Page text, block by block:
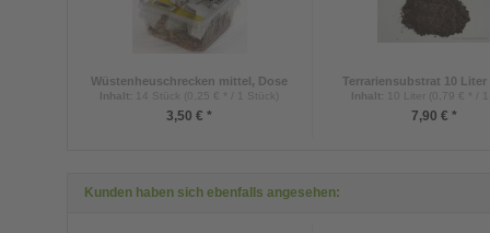
Wüstenheuschrecken mittel, Dose
Inhalt: 14 Stück (0,25 € * / 1 Stück)
3,50 € *
Terrariensubstrat 10 Liter
Inhalt: 10 Liter (0,79 € * /
7,90 € *
Kunden haben sich ebenfalls angesehen: